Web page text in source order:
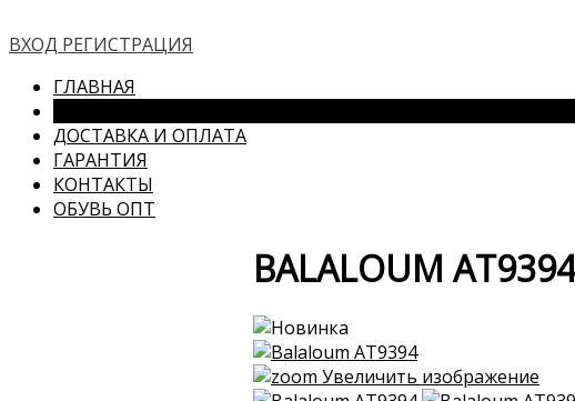
ВХОД РЕГИСТРАЦИЯ
ГЛАВНАЯ
ДОСТАВКА И ОПЛАТА
ГАРАНТИЯ
КОНТАКТЫ
ОБУВЬ ОПТ
BALALOUM
Увеличить изображение